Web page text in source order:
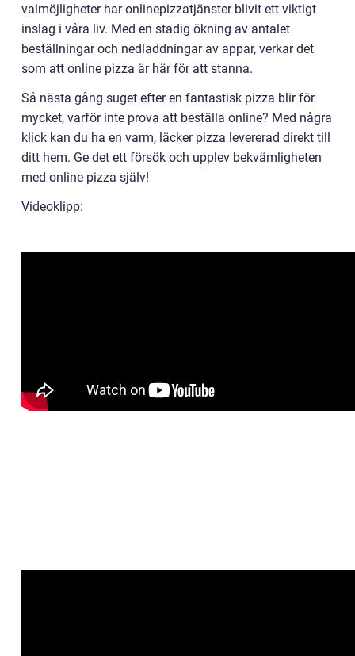
valmöjligheter har onlinepizzatjänster blivit ett viktigt
inslag i våra liv. Med en stadig ökning av antalet
beställningar och nedladdningar av appar, verkar det
som att online pizza är här för att stanna.
Så nästa gång suget efter en fantastisk pizza blir för
mycket, varför inte prova att beställa online? Med några
klick kan du ha en varm, läcker pizza levererad direkt till
ditt hem. Ge det ett försök och upplev bekvämligheten
med online pizza själv!
Videoklipp: